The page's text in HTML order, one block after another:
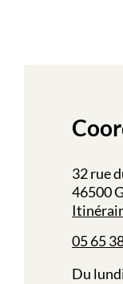
32 rue
46500
05 65
Du